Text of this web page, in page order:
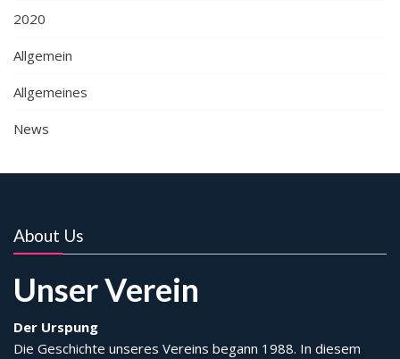
2020
Allgemein
Allgemeines
News
About Us
Unser Verein
Der Urspung
Die Geschichte unseres Vereins begann 1988. In diesem